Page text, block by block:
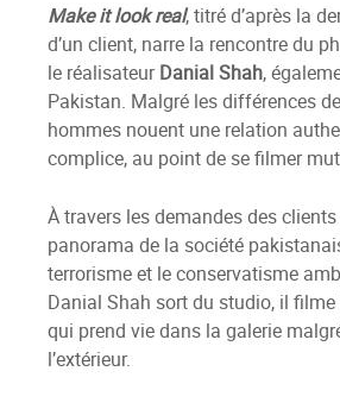
Make it look real, titré d’après la
d’un client, narre la rencontre du
le réalisateurDanial Shah,
Pakistan. Malgré les différences
hommes nouent une relation
complice, au point de se filmer
À travers les demandes des
panorama de la société
terrorisme et le conservatisme
Danial Shah sort du studio, il
qui prend vie dans la galerie
l’extérieur.